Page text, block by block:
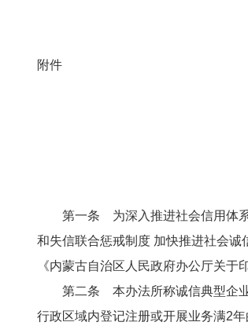
附件
第一条 为深入推进社会信用体
和失信联合惩戒制度 加快推进社会
《内蒙古自治区人民政府办公厅关
第二条 本办法所称诚信典型企
行政区域内登记注册或开展业务满2年